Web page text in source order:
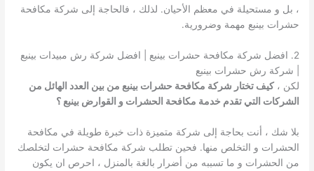
، بل و مستحيلة في معظم الأحيان. لذلك ، فالحاجة إلى شركة مكافحة
حشرات بينبع مهمة وضرورية.
2. افضل شركة مكافحة حشرات بينبع | افضل شركة رش مبيدات بينبع
| شركة رش حشرات بينبع
لكن ،كيف تختار شركة مكافحة حشرات بينبع من بين العدد الهائل من
الشركات التي تقدم خدمة مكافحة الحشرات و القوارض بينبع ؟
بلا شك ، أنت بحاجة إلى شركة متميزة ذات خبرة طويلة في مكافحة
الحشرات و التخلص منها. فحين تطلب شركة مكافحة حشرات لتخلصك
من الحشرات و ما تسببه من أضرار بالغة بالمنزل ، احرص ان يكون